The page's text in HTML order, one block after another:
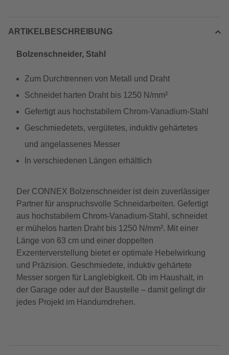
ARTIKELBESCHREIBUNG
Bolzenschneider, Stahl
Zum Durchtrennen von Metall und Draht
Schneidet harten Draht bis 1250 N/mm²
Gefertigt aus hochstabilem Chrom-Vanadium-Stahl
Geschmiedetets, vergütetes, induktiv gehärtetes
und angelassenes Messer
In verschiedenen Längen erhältlich
Der CONNEX Bolzenschneider ist dein zuverlässiger
Partner für anspruchsvolle Schneidarbeiten. Gefertigt
aus hochstabilem Chrom-Vanadium-Stahl, schneidet
er mühelos harten Draht bis 1250 N/mm². Mit einer
Länge von 63 cm und einer doppelten
Exzenterverstellung bietet er optimale Hebelwirkung
und Präzision. Geschmiedete, induktiv gehärtete
Messer sorgen für Langlebigkeit. Ob im Haushalt, in
der Garage oder auf der Baustelle – damit gelingt dir
jedes Projekt im Handumdrehen.